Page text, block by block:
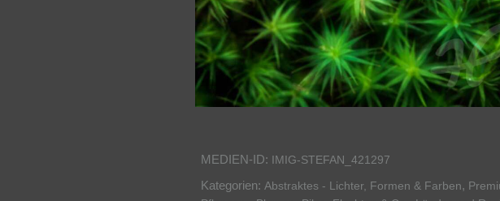
MEDIEN-ID: IMIG-STEFAN_421297
Kategorien: Abstraktes - Lichter, Formen & Farben,